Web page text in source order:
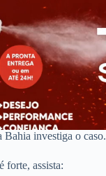
investiga o caso.
forte, assista: